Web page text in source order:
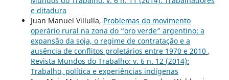
e ditadura
Juan Manuel Villulla, Problemas do movimento
operário rural na zona do “oro verde” argentino: a
expansão da soja, o regime de contratação e a
ausência de conflitos proletários entre 1970 e 2010 ,
Revista Mundos do Trabalho: v. 6 n. 12 (2014):
Trabalho, política e experiências indígenas